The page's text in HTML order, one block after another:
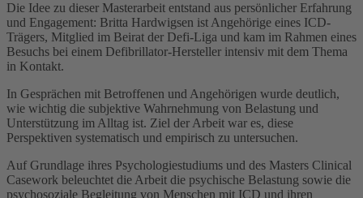
Die Idee zu dieser Masterarbeit entstand aus persönlicher Erfahrung
und Engagement: Britta Hardwigsen ist Angehörige eines ICD-
Trägers, Mitglied im Beirat der Defi-Liga und kam im Rahmen eines
Besuchs bei einem Defibrillator-Hersteller intensiv mit dem Thema
in Kontakt.
In Gesprächen mit Betroffenen und Angehörigen wurde deutlich,
wie wichtig die subjektive Wahrnehmung von Belastung und
Unterstützung im Alltag ist. Ziel der Arbeit war es, diese
Perspektiven systematisch und empirisch zu untersuchen.
Auf Grundlage ihres Psychologiestudiums und des Masters Clinical
Casework beleuchtet die Arbeit die psychische Belastung sowie die
psychosoziale Begleitung von Menschen mit ICD und ihren